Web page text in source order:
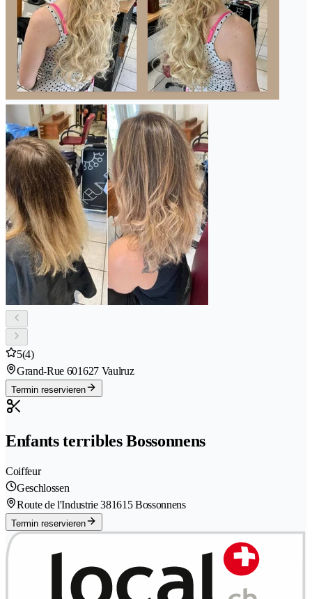
5(4)
Grand-Rue 601627 Vaulruz
Termin reservieren
Enfants terribles Bossonnens
Coiffeur
Geschlossen
Route de l'Industrie 381615 Bossonnens
Termin reservieren